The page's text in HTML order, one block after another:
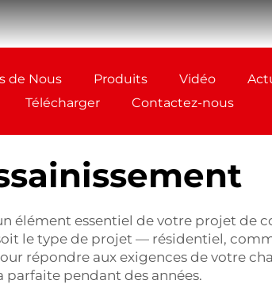
de Nous Produits Vidéo
Télécharger
Contactez-nous
élément essentiel de votre projet de
le type de projet — résidentiel,
répondre aux exigences de votre
pendant des années.